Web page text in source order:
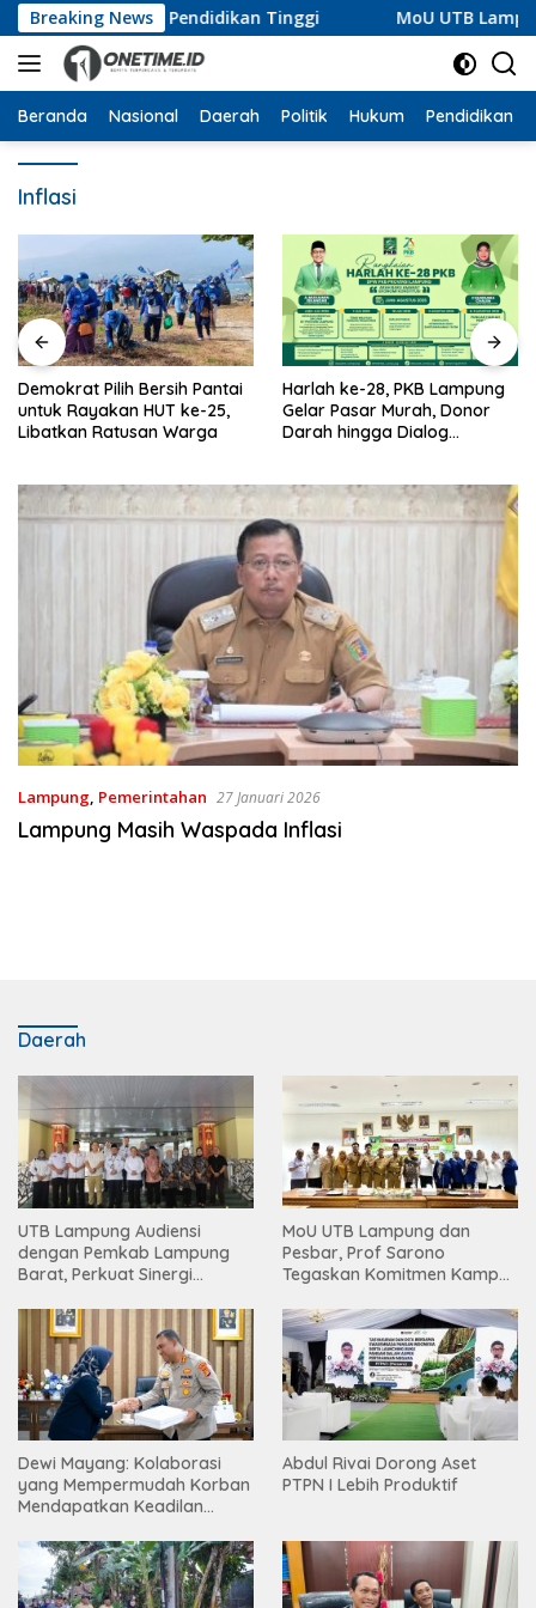
Langsung
ke
konten
Breaking News
Akses Pendidikan Tinggi MoU UTB
Beranda Nasional Daerah Politik Hukum Pendidikan
Inflasi
Demokrat Pilih Bersih Pantai
untuk Rayakan HUT ke-25,
Libatkan Ratusan Warga
Harlah ke-28, PKB Lampung
Gelar Pasar Murah, Donor
Darah hingga Dialog
Lampung, Pemerintahan 27 Januari 2026
Lampung Masih Waspada Inflasi
Daerah
UTB Lampung Audiensi
dengan Pemkab Lampung
Barat, Perkuat Sinergi
Tinggi
MoU UTB Lampung dan
Pesbar, Prof Sarono
Tegaskan Komitmen Kampus
Masyarakat
Dewi Mayang: Kolaborasi
yang Mempermudah Korban
Mendapatkan Keadilan
Abdul Rivai Dorong Aset
PTPN I Lebih Produktif